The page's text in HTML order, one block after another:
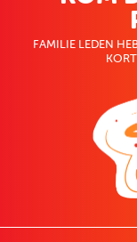
FAMILIE LEDEN